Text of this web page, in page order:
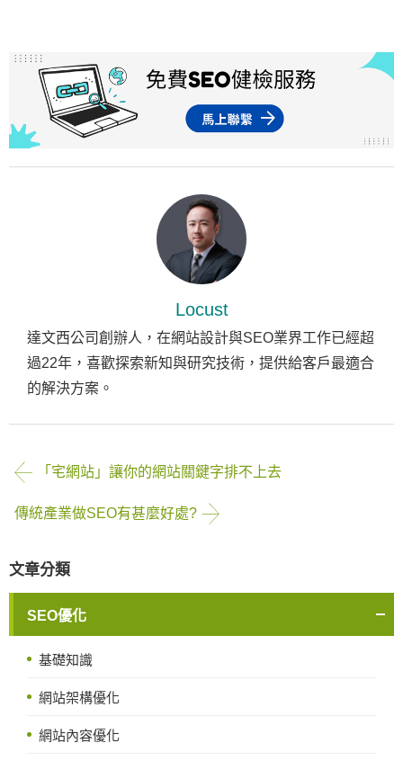
Locust
達文西公司創辦人，在網站設計與SEO業界工作已經超
過22年，喜歡探索新知與研究技術，提供給客戶最適合
的解決方案。
「宅網站」讓你的網站關鍵字排不上去
傳統產業做SEO有甚麼好處?
文章分類
SEO優化
基礎知識
網站架構優化
網站內容優化